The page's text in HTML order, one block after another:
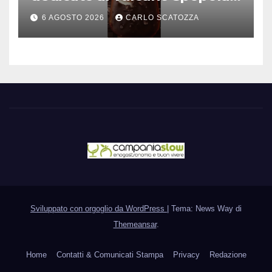
è nato a Caivano
6 AGOSTO 2026 CARLO SCATOZZA
Sviluppato con orgoglio da WordPress
Tema: News Way di
Themeansar.
Home Contatti & Comunicati Stampa Privacy Redazione